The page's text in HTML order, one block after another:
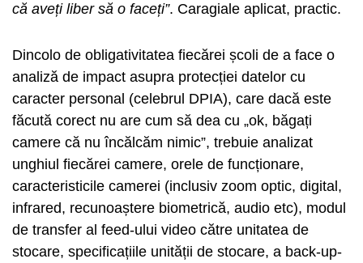
că aveți liber să o faceți”. Caragiale aplicat, practic.
Dincolo de obligativitatea fiecărei școli de a face o
analiză de impact asupra protecției datelor cu
caracter personal (celebrul DPIA), care dacă este
făcută corect nu are cum să dea cu „ok, băgați
camere că nu încălcăm nimic”, trebuie analizat
unghiul fiecărei camere, orele de funcționare,
caracteristicile camerei (inclusiv zoom optic, digital,
infrared, recunoaștere biometrică, audio etc), modul
de transfer al feed-ului video către unitatea de
stocare, specificațiile unității de stocare, a back-up-